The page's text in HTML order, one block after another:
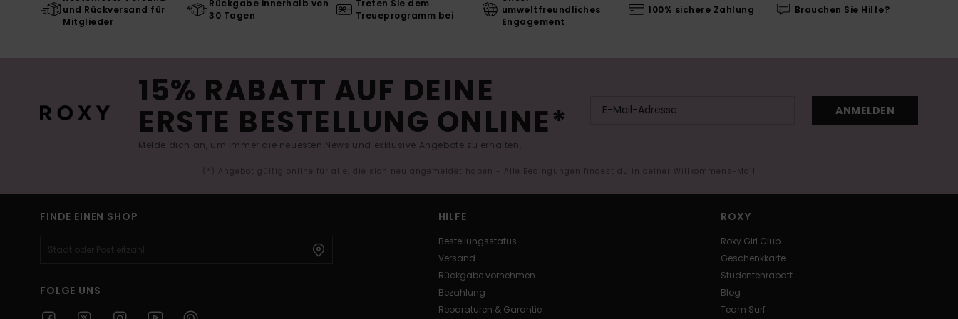
und Rückversand für
Mitglieder
Rückgabe innerhalb von
30 Tagen
Treten Sie dem
Treueprogramm bei
umweltfreundliches
Engagement
100% sichere Zahlung Brauchen Sie Hilfe?
15% RABATT AUF DEINE
ERSTE BESTELLUNG ONLINE*
Melde dich an, um immer die neuesten News und exklusive Angebote zu erhalten.
ANMELDEN
(*) Angebot gültig online für alle, die sich neu angemeldet haben - Alle Bedingungen findest du in deiner Willkommens-Mail
FINDE EINEN SHOP
FOLGE UNS
HILFE
Bestellungsstatus
Versand
Rückgabe vornehmen
Bezahlung
Reparaturen & Garantie
ROXY
Roxy Girl Club
Geschenkkarte
Studentenrabatt
Blog
Team Surf